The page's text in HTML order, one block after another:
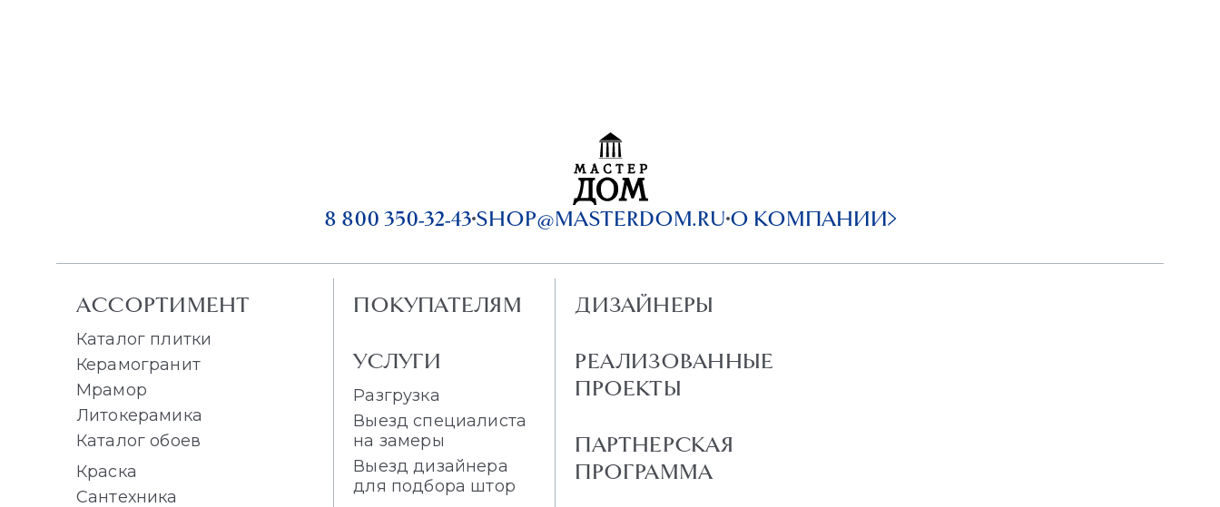
8 800 350-32-43SHOP@MASTERDOM.RUО КОМПАНИИ
АССОРТИМЕНТ
Каталог плитки
Керамогранит
Мрамор
Литокерамика
Каталог обоев
Краска
Сантехника
ПОКУПАТЕЛЯМ
УСЛУГИ
Разгрузка
Выезд специалиста
на замеры
Выезд дизайнера
для подбора штор
ДИЗАЙНЕРЫ
РЕАЛИЗОВАННЫЕ
ПРОЕКТЫ
ПАРТНЕРСКАЯ
ПРОГРАММА